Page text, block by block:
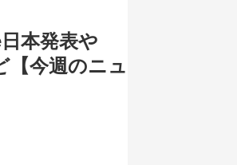
本発表や
【今週のニュ